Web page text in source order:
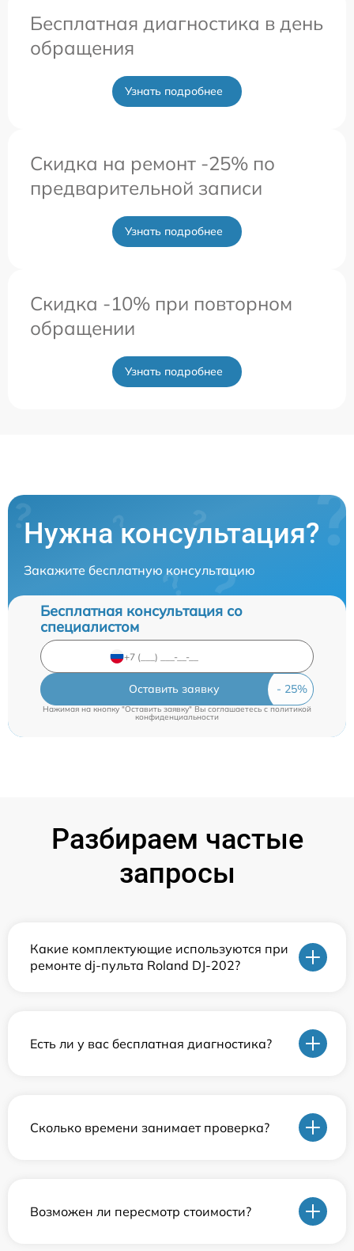
Бесплатная диагностика в день
обращения
Узнать подробнее
Скидка на ремонт -25% по
предварительной записи
Узнать подробнее
Скидка -10% при повторном
обращении
Узнать подробнее
Нужна консультация?
Закажите бесплатную консультацию
Бесплатная консультация со
специалистом
Оставить заявку
Нажимая на кнопку "Оставить заявку" Вы соглашаетесь c политикой
конфиденциальности
Разбираем частые
запросы
Какие комплектующие используются при
ремонте dj-пульта Roland DJ-202?
Есть ли у вас бесплатная диагностика?
Сколько времени занимает проверка?
Возможен ли пересмотр стоимости?